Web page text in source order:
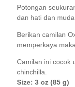
Potongan
dan hati dan
Berikan camilan
memperkaya
Camilan ini cocok
chinchilla.
Size: 3 oz (85 g)